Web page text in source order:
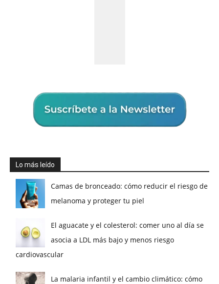
Lo más leído
Camas de bronceado: cómo reducir el riesgo de
melanoma y proteger tu piel
El aguacate y el colesterol: comer uno al día se
asocia a LDL más bajo y menos riesgo
cardiovascular
La malaria infantil y el cambio climático: cómo